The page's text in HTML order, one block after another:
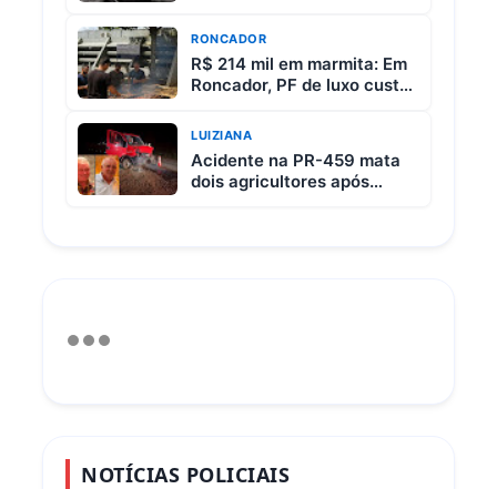
RONCADOR
R$ 214 mil em marmita: Em
Roncador, PF de luxo custa
LUIZIANA
Acidente na PR-459 mata
dois agricultores após
NOTÍCIAS POLICIAIS